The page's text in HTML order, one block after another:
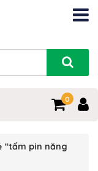
0
“tấm pin năng